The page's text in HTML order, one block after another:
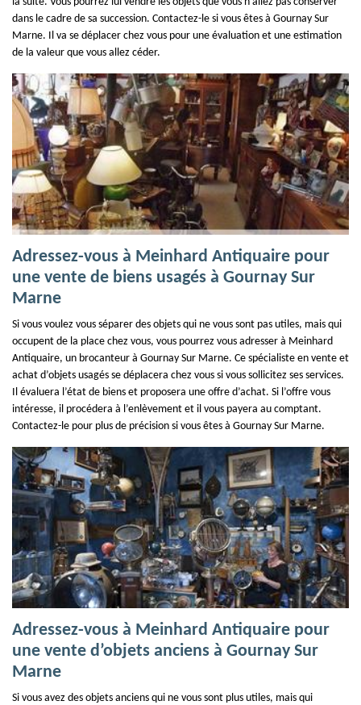
dans le cadre de sa succession. Contactez-le si vous êtes à Gournay Sur
Marne. Il va se déplacer chez vous pour une évaluation et une estimation
de la valeur que vous allez céder.
Adressez-vous à Meinhard Antiquaire pour
une vente de biens usagés à Gournay Sur
Marne
Si vous voulez vous séparer des objets qui ne vous sont pas utiles, mais qui
occupent de la place chez vous, vous pourrez vous adresser à Meinhard
Antiquaire, un brocanteur à Gournay Sur Marne. Ce spécialiste en vente et
achat d’objets usagés se déplacera chez vous si vous sollicitez ses services.
Il évaluera l’état de biens et proposera une offre d’achat. Si l’offre vous
intéresse, il procédera à l’enlèvement et il vous payera au comptant.
Contactez-le pour plus de précision si vous êtes à Gournay Sur Marne.
Adressez-vous à Meinhard Antiquaire pour
une vente d’objets anciens à Gournay Sur
Marne
Si vous avez des objets anciens qui ne vous sont plus utiles, mais qui